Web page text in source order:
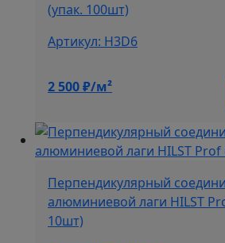
(упак. 100шт)
Артикул: H3D6
2 500₽/м²
Перпендикулярный
алюминиевой лаги HILST
10шт)